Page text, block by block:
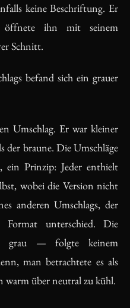
keine Beschriftung. Er
öffnete ihn mit seinem
Schnitt.
befand sich ein grauer
Umschlag. Er war kleiner
der braune. Die Umschläge
ein Prinzip: Jeder enthielt
wobei die Version nicht
anderen Umschlags, der
unterschied. Die
grau — folgte keinem
man betrachtete es als
über neutral zu kühl.